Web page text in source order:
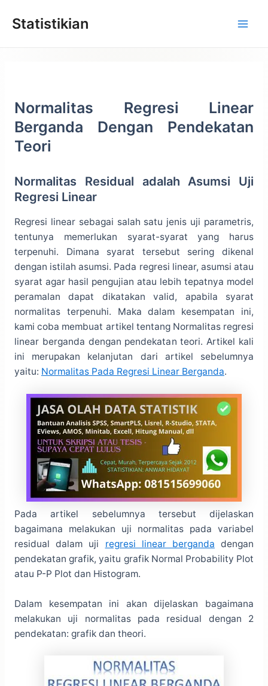
Statistikian
Normalitas Regresi Linear
Berganda Dengan Pendekatan
Teori
Normalitas Residual adalah Asumsi Uji
Regresi Linear
Regresi linear sebagai salah satu jenis uji parametris,
tentunya memerlukan syarat-syarat yang harus
terpenuhi. Dimana syarat tersebut sering dikenal
dengan istilah asumsi. Pada regresi linear, asumsi atau
syarat agar hasil pengujian atau lebih tepatnya model
peramalan dapat dikatakan valid, apabila syarat
normalitas terpenuhi. Maka dalam kesempatan ini,
kami coba membuat artikel tentang Normalitas regresi
linear berganda dengan pendekatan teori. Artikel kali
ini merupakan kelanjutan dari artikel sebelumnya
yaitu: Normalitas Pada Regresi Linear Berganda.
Pada artikel sebelumnya tersebut dijelaskan
bagaimana melakukan uji normalitas pada variabel
residual dalam uji regresi linear berganda dengan
pendekatan grafik, yaitu grafik Normal Probability Plot
atau P-P Plot dan Histogram.
Dalam kesempatan ini akan dijelaskan bagaimana
melakukan uji normalitas pada residual dengan 2
pendekatan: grafik dan theori.